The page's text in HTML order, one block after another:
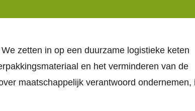
zetten in op een duurzame logistieke keten
en het verminderen van de
maatschappelijk verantwoord ondernemen,